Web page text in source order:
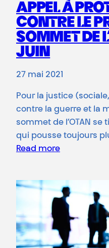
APPEL À
CONTRE LE
SOMMET DE
JUIN
27 mai 2021
Pour la justice
contre la guerre et la
sommet de l’OTAN se
qui pousse toujours
Read more